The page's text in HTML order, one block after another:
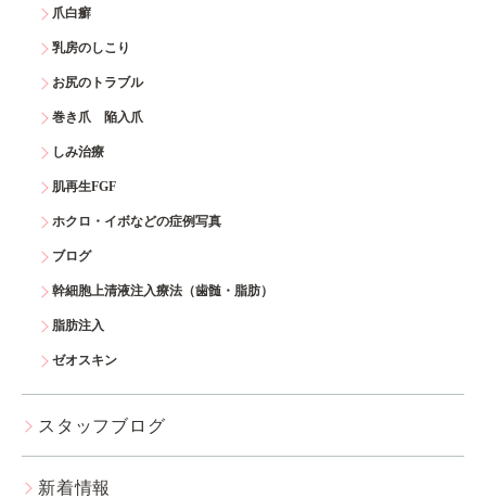
爪白癬
乳房のしこり
お尻のトラブル
巻き爪 陥入爪
しみ治療
肌再生FGF
ホクロ・イボなどの症例写真
ブログ
幹細胞上清液注入療法（歯髄・脂肪）
脂肪注入
ゼオスキン
スタッフブログ
新着情報